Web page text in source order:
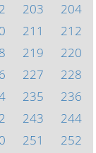
203
204
211
212
219
220
227
228
235
236
243
244
251
252